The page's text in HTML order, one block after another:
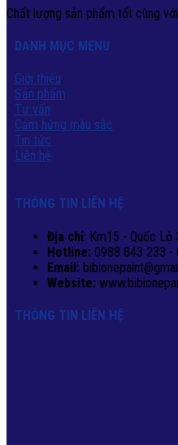
Chất lượng sản phẩm tốt cùng
DANH MỤC MENU
Giới thiệu
Sản phẩm
Tư vấn
Cảm hứng màu sắc
Tin tức
Liên hệ
THÔNG TIN LIÊN HỆ
Địa chỉ: Km15 - Quốc Lộ
Hotline: 0988 843 233 -
Email:
Website:
THÔNG TIN LIÊN HỆ